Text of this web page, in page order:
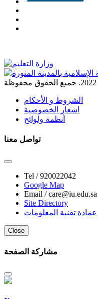
2022
الشروط و الأحكام
اشعار الخصوصية
أنظمة ولوائح
تواصل معنا
Tel /920022042
Google Map
Email /care@iu.edu.sa
Site Directory
عمادة تقنية المعلومات
Close
مشاركة الصفحة